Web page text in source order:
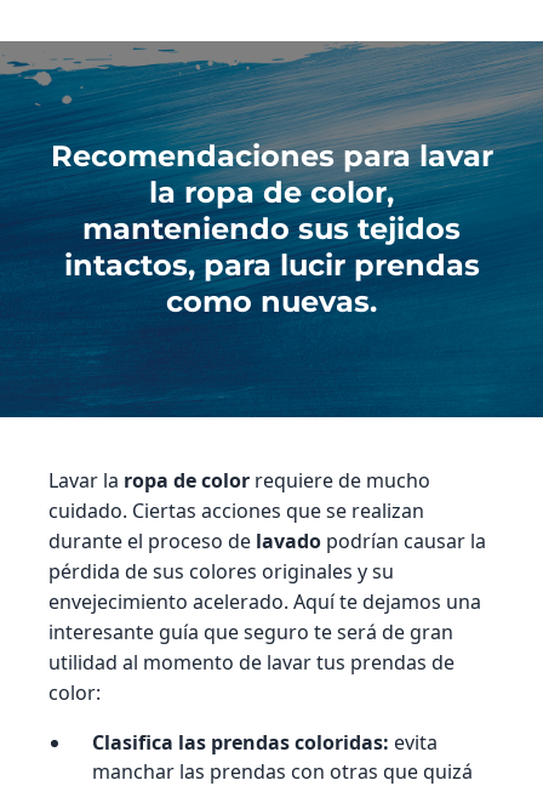
Recomendaciones para lavar
la ropa de color,
manteniendo sus tejidos
intactos, para lucir prendas
como nuevas.
Lavar la ropa de color requiere de mucho
cuidado. Ciertas acciones que se realizan
durante el proceso de lavado podrían causar la
pérdida de sus colores originales y su
envejecimiento acelerado. Aquí te dejamos una
interesante guía que seguro te será de gran
utilidad al momento de lavar tus prendas de
color:
Clasifica las prendas coloridas: evita
manchar las prendas con otras que quizá